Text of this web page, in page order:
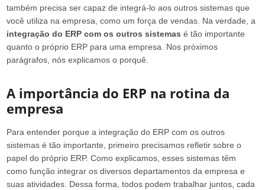
também precisa ser capaz de integrá-lo aos outros sistemas que
você utiliza na empresa, como um força de vendas. Na verdade, a
integração do ERP com os outros sistemas é tão importante
quanto o próprio ERP para uma empresa. Nos próximos
parágrafos, nós explicamos o porquê.
A importância do ERP na rotina da
empresa
Para entender porque a integração do ERP com os outros
sistemas é tão importante, primeiro precisamos refletir sobre o
papel do próprio ERP. Como explicamos, esses sistemas têm
como função integrar os diversos departamentos da empresa e
suas atividades. Dessa forma, todos podem trabalhar juntos, cada